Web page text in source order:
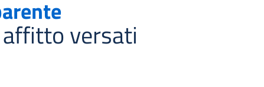
affitto versati